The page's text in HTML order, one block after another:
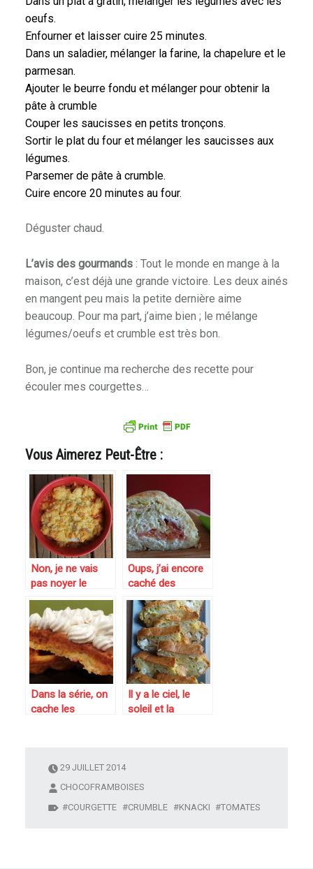
oeufs.
Enfourner et laisser cuire 25 minutes.
Dans un saladier, mélanger la farine, la chapelure et le
parmesan.
Ajouter le beurre fondu et mélanger pour obtenir la
pâte à crumble
Couper les saucisses en petits tronçons.
Sortir le plat du four et mélanger les saucisses aux
légumes.
Parsemer de pâte à crumble.
Cuire encore 20 minutes au four.
Déguster chaud.
L’avis des gourmands: Tout le monde en mange à la
maison, c’est déjà une grande victoire. Les deux ainés
en mangent peu mais la petite dernière aime
beaucoup. Pour ma part, j’aime bien ; le mélange
légumes/oeufs et crumble est très bon.
Bon, je continue ma recherche des recette pour
écouler mes courgettes…
Vous Aimerez Peut-Être :
Non, je ne vais
pas noyer le
poisson mais le
cuisiner alors
crumble de
poisson aux
légumes d’été
Oups, j’ai encore
caché des
légumes ! Roulé
pomme de terre-
courgette-
saumon fumé et
fenouil
Dans la série, on
cache les
Il y a le ciel, le
soleil et la
29 JUILLET 2014
CHOCOFRAMBOISES
COURGETTE
CRUMBLE KNACKI TOMATES